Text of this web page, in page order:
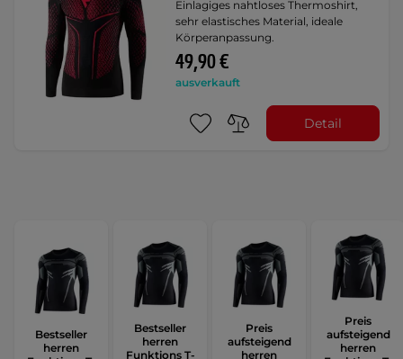
Einlagiges nahtloses Thermoshirt,
sehr elastisches Material, ideale
Körperanpassung.
49,90 €
ausverkauft
Detail
Bestseller
herren
Bestseller
herren
Funktions T-
Preis
aufsteigend
herren
Preis
aufsteigend
herren